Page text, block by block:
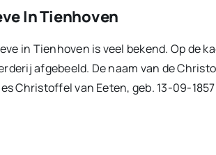
In Tienhoven
in Tienhoven is veel bekend. Op de
afgebeeld. De naam van de
Christoffel van Eeten, geb. 13-09-